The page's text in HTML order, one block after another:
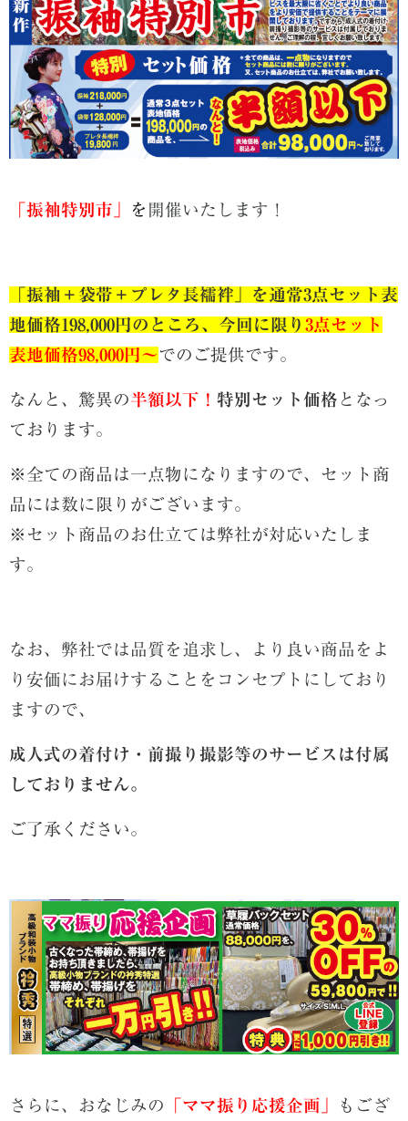
「振袖特別市」 を 開催いたします！
「振袖＋袋帯＋プレタ長襦袢」を通常3点セット表
地価格198,000円のところ、今回に限り 3点セット
表地価格98,000円～ でのご提供です。
なんと、驚異の半額以下！ 特別セット価格 となっ
ております。
※全ての商品は一点物になりますので、セット商
品には数に限りがございます。
※セット商品のお仕立ては弊社が対応いたしま
す。
なお、弊社では品質を追求し、より良い商品をよ
り安価にお届けすることをコンセプトにしており
ますので、
成人式の着付け・前撮り撮影等のサービスは付属
しておりません。
ご了承ください。
さらに、おなじみの 「ママ振り応援企画」 もござ